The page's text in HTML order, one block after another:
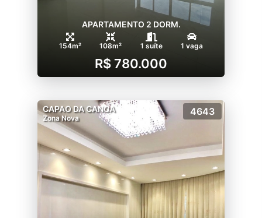
APARTAMENTO 2 DORM.
154m² 108m² 1 suíte 1 vaga
R$ 780.000
CAPAO DA CANOA
Zona Nova
4643